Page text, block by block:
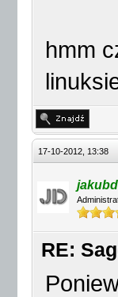
hmm
17-10-2012, 13:38
jakubd
RE: